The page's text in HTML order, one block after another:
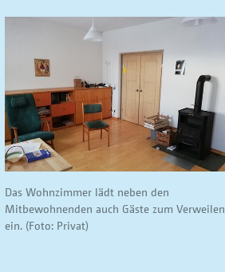
Das Wohnzimmer lädt neben den
Mitbewohnenden auch Gäste zum Verweilen
ein. (Foto: Privat)